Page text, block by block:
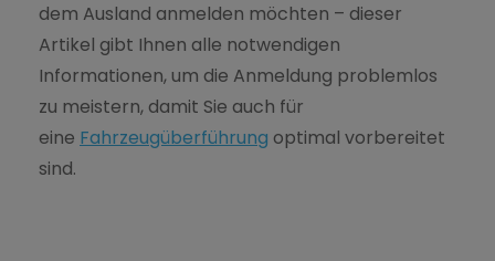
dem Ausland anmelden möchten – dieser
Artikel gibt Ihnen alle notwendigen
Informationen, um die Anmeldung problemlos
zu meistern, damit Sie auch für
eine Fahrzeugüberführung optimal vorbereitet
sind.